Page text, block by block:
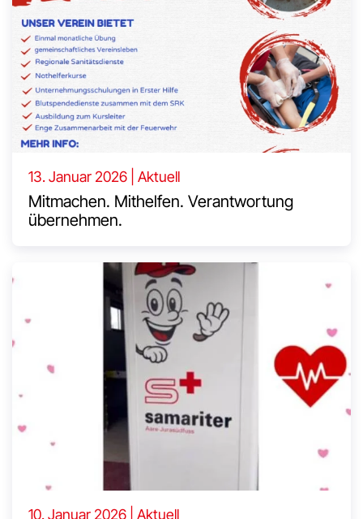
13. Januar 2026 | Aktuell
Mitmachen. Mithelfen. Verantwortung
übernehmen.
10. Januar 2026 | Aktuell